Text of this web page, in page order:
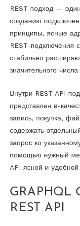
REST подход —
созданию
принципы, ясные
REST-подключения
стабильно
значительного
Внутри REST API
представлен в-
запись, покупка,
содержать
запрос ко
помощью нужный
API ясной и
REST API